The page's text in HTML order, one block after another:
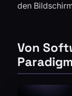
den
Von